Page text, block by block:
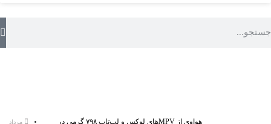
هواوی از MPVهای لوکس و لپ‌تاپ ۷۹۸ گرمی در
مرداد